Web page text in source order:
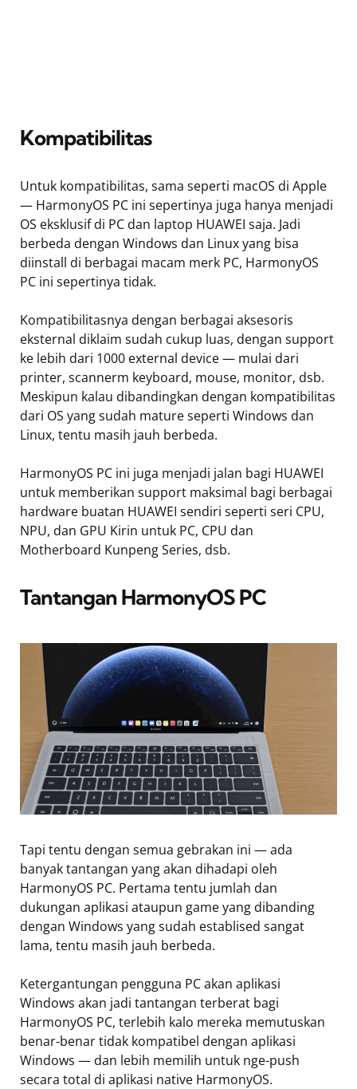
Kompatibilitas
Untuk kompatibilitas, sama seperti macOS di Apple
— HarmonyOS PC ini sepertinya juga hanya menjadi
OS eksklusif di PC dan laptop HUAWEI saja. Jadi
berbeda dengan Windows dan Linux yang bisa
diinstall di berbagai macam merk PC, HarmonyOS
PC ini sepertinya tidak.
Kompatibilitasnya dengan berbagai aksesoris
eksternal diklaim sudah cukup luas, dengan support
ke lebih dari 1000 external device — mulai dari
printer, scannerm keyboard, mouse, monitor, dsb.
Meskipun kalau dibandingkan dengan kompatibilitas
dari OS yang sudah mature seperti Windows dan
Linux, tentu masih jauh berbeda.
HarmonyOS PC ini juga menjadi jalan bagi HUAWEI
untuk memberikan support maksimal bagi berbagai
hardware buatan HUAWEI sendiri seperti seri CPU,
NPU, dan GPU Kirin untuk PC, CPU dan
Motherboard Kunpeng Series, dsb.
Tantangan HarmonyOS PC
Tapi tentu dengan semua gebrakan ini — ada
banyak tantangan yang akan dihadapi oleh
HarmonyOS PC. Pertama tentu jumlah dan
dukungan aplikasi ataupun game yang dibanding
dengan Windows yang sudah establised sangat
lama, tentu masih jauh berbeda.
Ketergantungan pengguna PC akan aplikasi
Windows akan jadi tantangan terberat bagi
HarmonyOS PC, terlebih kalo mereka memutuskan
benar-benar tidak kompatibel dengan aplikasi
Windows — dan lebih memilih untuk nge-push
secara total di aplikasi native HarmonyOS.